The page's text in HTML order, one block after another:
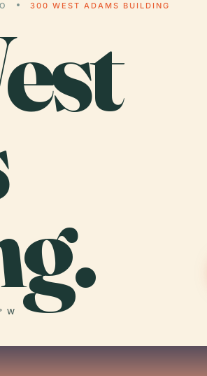
300 WEST ADAMS BUILDING
W